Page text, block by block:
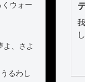
ウォー
、さよ
るわし